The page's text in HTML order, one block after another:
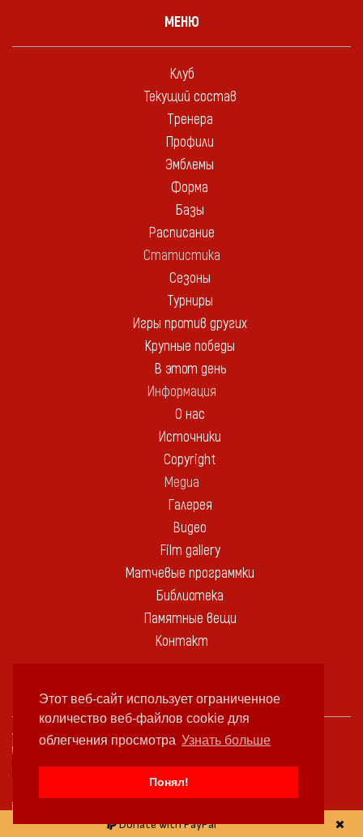
Этот веб-сайт использует ограниченное
количество веб-файлов cookie для
облегчения просмотра Узнать больше
Понял!
МЕНЮ
Клуб
Текущий состав
Тренера
Профили
Эмблемы
Форма
Базы
Расписание
Статистика
Сезоны
Турниры
Игры против других
Крупные победы
В этот день
Информация
О нас
Источники
Copyright
Медиа
Галерея
Видео
Film gallery
Матчевые программки
Библиотека
Памятные вещи
Контакт
В ЭТОТ ДЕНЬ:
ДЕНЬ РОЖДЕНИЯ
ЙОРДАН ДИМИТРОВ
Donate with PayPal